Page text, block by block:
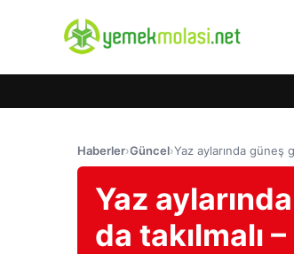
Haberler›Güncel›Yaz aylarında güneş
Yaz
da takılmalı